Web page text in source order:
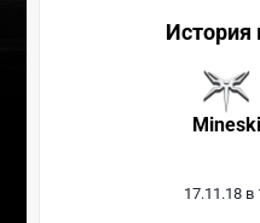
История
Mineski
17.11.18 в